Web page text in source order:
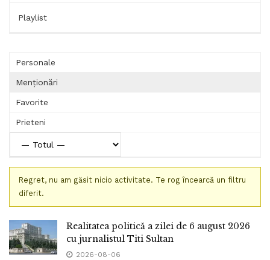
Playlist
Personale
Menționări
Favorite
Prieteni
Regret, nu am găsit nicio activitate. Te rog încearcă un filtru
diferit.
Realitatea politică a zilei de 6 august 2026
cu jurnalistul Titi Sultan
2026-08-06